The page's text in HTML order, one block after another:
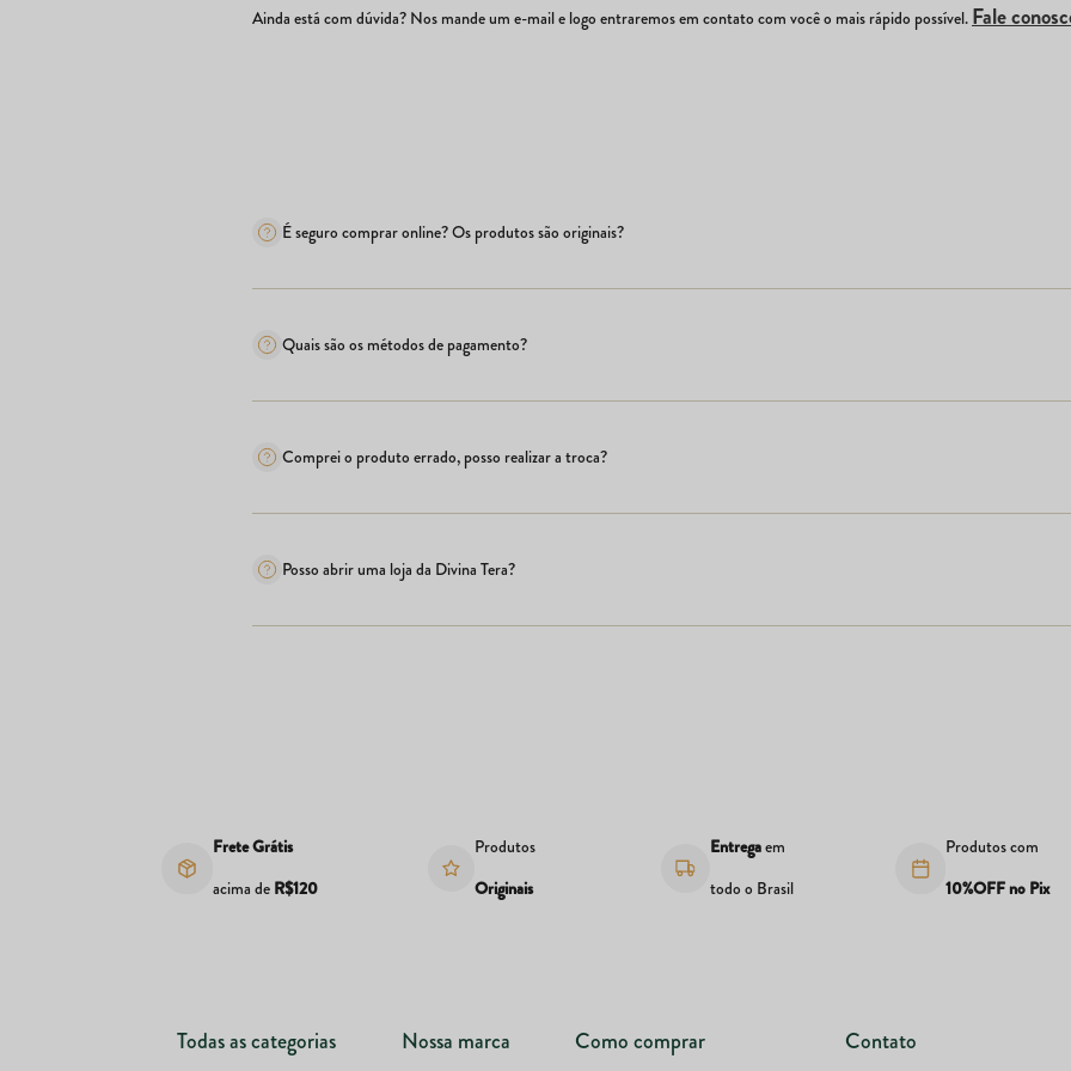
Ainda está com dúvida? Nos mande um e-mail e logo entraremos em contato com você o mais rápido possível.Fale
É seguro comprar online? Os produtos são originais?
Quais são os métodos de pagamento?
Comprei o produto errado, posso realizar a troca?
Posso abrir uma loja da Divina Tera?
Frete Grátis
acima de R$120
Produtos
Originais
Entregaem
todo o Brasil
Produtos com
10%OFF no Pix
Todas as categorias Nossa marca Como comprar Contato